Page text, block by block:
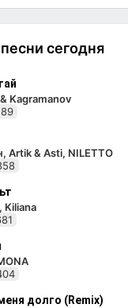
сегодня
Kagramanov
Artik & Asti, NILETTO
Kiliana
долго (Remix)